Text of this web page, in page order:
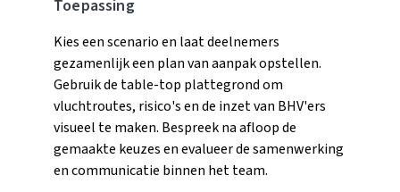
Toepassing
Kies een scenario en laat deelnemers
gezamenlijk een plan van aanpak opstellen.
Gebruik de table-top plattegrond om
vluchtroutes, risico's en de inzet van BHV'ers
visueel te maken. Bespreek na afloop de
gemaakte keuzes en evalueer de samenwerking
en communicatie binnen het team.